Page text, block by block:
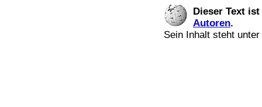
Dieser Text
Autoren.
Sein Inhalt steht